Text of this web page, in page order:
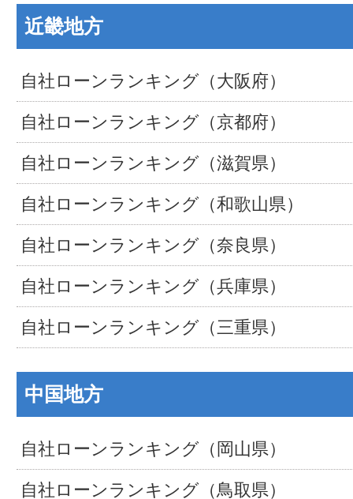
近畿地方
自社ローンランキング（大阪府）
自社ローンランキング（京都府）
自社ローンランキング（滋賀県）
自社ローンランキング（和歌山県）
自社ローンランキング（奈良県）
自社ローンランキング（兵庫県）
自社ローンランキング（三重県）
中国地方
自社ローンランキング（岡山県）
自社ローンランキング（鳥取県）